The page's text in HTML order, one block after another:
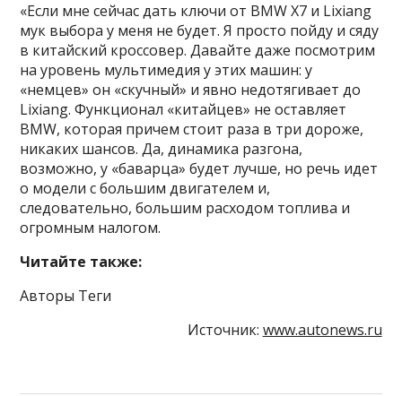
«Если мне сейчас дать ключи от BMW X7 и Lixiang
мук выбора у меня не будет. Я просто пойду и сяду
в китайский кроссовер. Давайте даже посмотрим
на уровень мультимедия у этих машин: у
«немцев» он «скучный» и явно недотягивает до
Lixiang. Функционал «китайцев» не оставляет
BMW, которая причем стоит раза в три дороже,
никаких шансов. Да, динамика разгона,
возможно, у «баварца» будет лучше, но речь идет
о модели с большим двигателем и,
следовательно, большим расходом топлива и
огромным налогом.
Читайте также:
Авторы Теги
Источник: www.autonews.ru